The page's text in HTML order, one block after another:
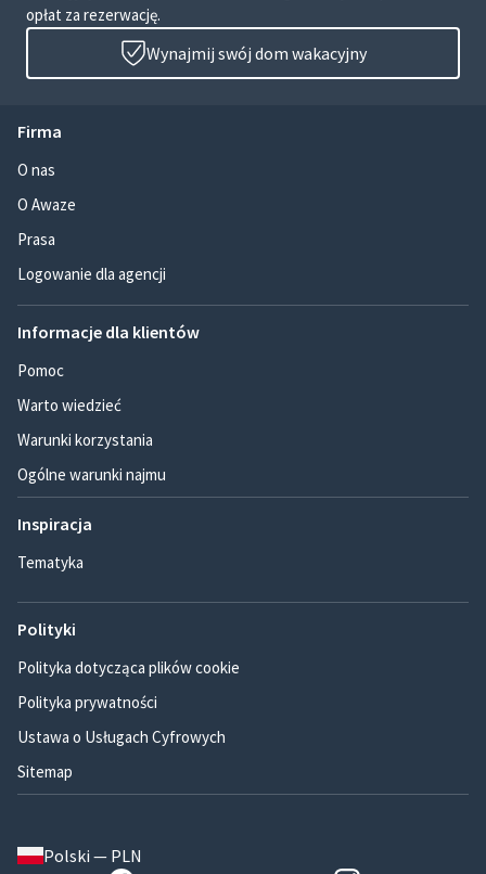
opłat za rezerwację.
Wynajmij swój dom wakacyjny
Firma
O nas
O Awaze
Prasa
Logowanie dla agencji
Informacje dla klientów
Pomoc
Warto wiedzieć
Warunki korzystania
Ogólne warunki najmu
Inspiracja
Tematyka
Polityki
Polityka dotycząca plików cookie
Polityka prywatności
Ustawa o Usługach Cyfrowych
Sitemap
Polski — PLN